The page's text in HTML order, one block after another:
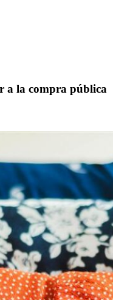
a la compra pública